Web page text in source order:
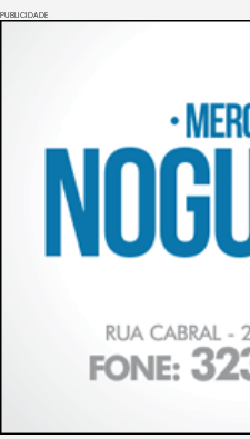
PUBLICIDADE